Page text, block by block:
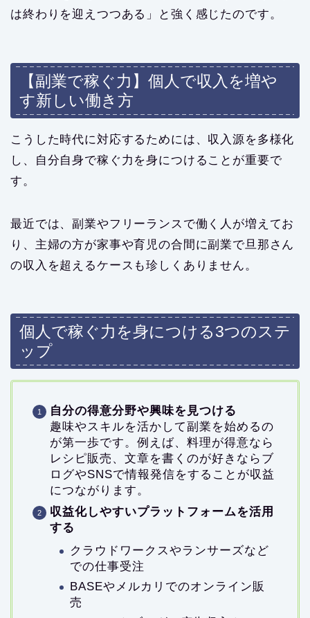
は終わりを迎えつつある」と強く感じたのです。
【副業で稼ぐ力】個人で収入を増や
す新しい働き方
こうした時代に対応するためには、収入源を多様化
し、自分自身で稼ぐ力を身につけることが重要で
す。
最近では、副業やフリーランスで働く人が増えてお
り、主婦の方が家事や育児の合間に副業で旦那さん
の収入を超えるケースも珍しくありません。
個人で稼ぐ力を身につける3つのステ
ップ
自分の得意分野や興味を見つける
趣味やスキルを活かして副業を始めるの
が第一歩です。例えば、料理が得意なら
レシピ販売、文章を書くのが好きならブ
ログやSNSで情報発信をすることが収益
につながります。
収益化しやすいプラットフォームを活用
する
クラウドワークスやランサーズなど
での仕事受注
BASEやメルカリでのオンライン販
売